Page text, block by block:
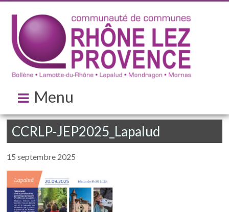
Menu
CCRLP-JEP2025_Lapalud
15 septembre 2025